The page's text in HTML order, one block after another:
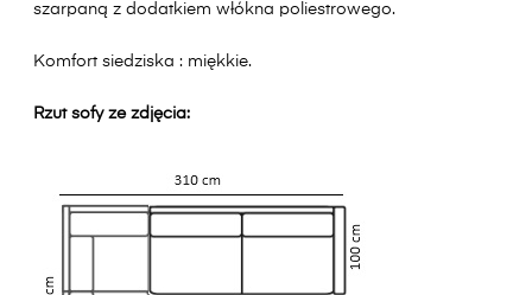
szarpaną z dodatkiem włókna poliestrowego.
Komfort siedziska : miękkie.
Rzut sofy ze zdjęcia: